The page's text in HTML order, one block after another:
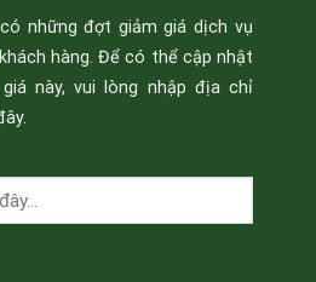
những đợt giảm giá dịch vụ
hàng. Để có thể cập nhật
này, vui lòng nhập địa chỉ